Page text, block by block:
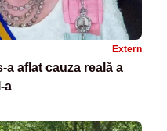
Extern
a aflat cauza reală a
a